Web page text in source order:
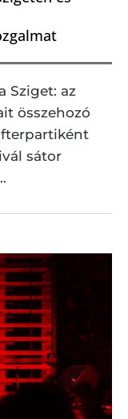
Sziget: az
összehozó
sátor